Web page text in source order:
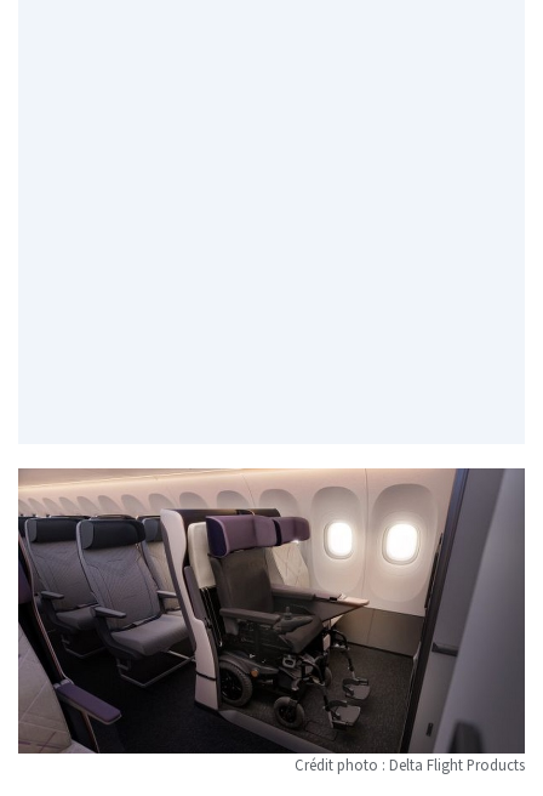
Crédit photo : Delta Flight Products